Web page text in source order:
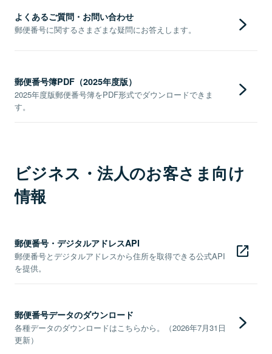
よくあるご質問・お問い合わせ
郵便番号に関するさまざまな疑問にお答えします。
郵便番号簿PDF（2025年度版）
2025年度版郵便番号簿をPDF形式でダウンロードできま
す。
ビジネス・法人のお客さま向け
情報
郵便番号・デジタルアドレスAPI
郵便番号とデジタルアドレスから住所を取得できる公式API
を提供。
郵便番号データのダウンロード
各種データのダウンロードはこちらから。（2026年7月31日
更新）